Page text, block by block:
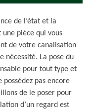
de l’état et la
une pièce qui vous
de votre canalisation
nécessité. La pose du
pour tout type et
pas encore
de le poser pour
d’un regard est